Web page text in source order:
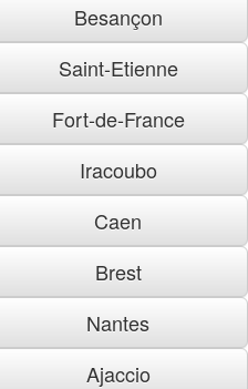
Besançon
Saint-Etienne
Fort-de-France
Iracoubo
Caen
Brest
Nantes
Ajaccio